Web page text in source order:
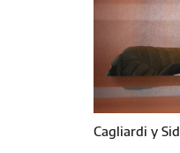
Cagliardi y